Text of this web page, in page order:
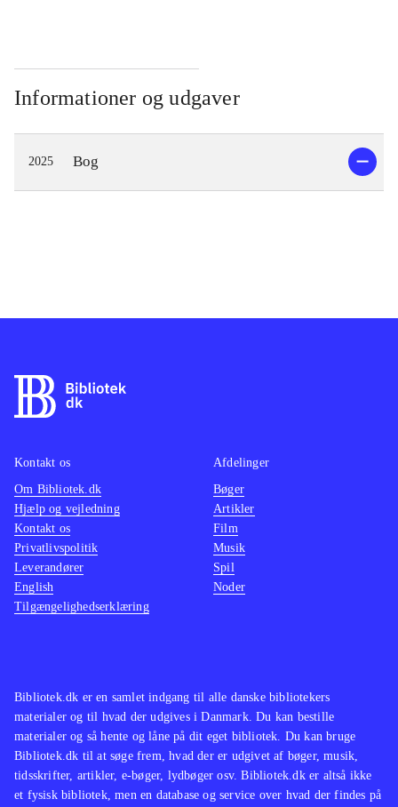
Informationer og udgaver
2025 Bog
Bibliotek.dk er en samlet indgang til alle danske bibliotekers
materialer og til hvad der udgives i Danmark. Du kan bestille
materialer og så hente og låne på dit eget bibliotek. Du kan bruge
Bibliotek.dk til at søge frem, hvad der er udgivet af bøger, musik,
tidsskrifter, artikler, e-bøger, lydbøger osv. Bibliotek.dk er altså ikke
et fysisk bibliotek, men en database og service over hvad der findes på
Kontakt os
Om Bibliotek.dk
Hjælp og vejledning
Kontakt os
Privatlivspolitik
Leverandører
English
Tilgængelighedserklæring
Afdelinger
Bøger
Artikler
Film
Musik
Spil
Noder